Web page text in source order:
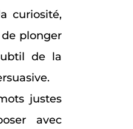
curiosité,
plonger
de la
justes
avec